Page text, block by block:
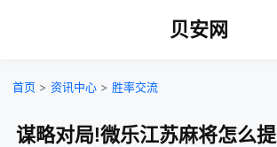
贝安网
首页 > 资讯中心 > 胜率交流
谋略对局!微乐江苏麻将怎么